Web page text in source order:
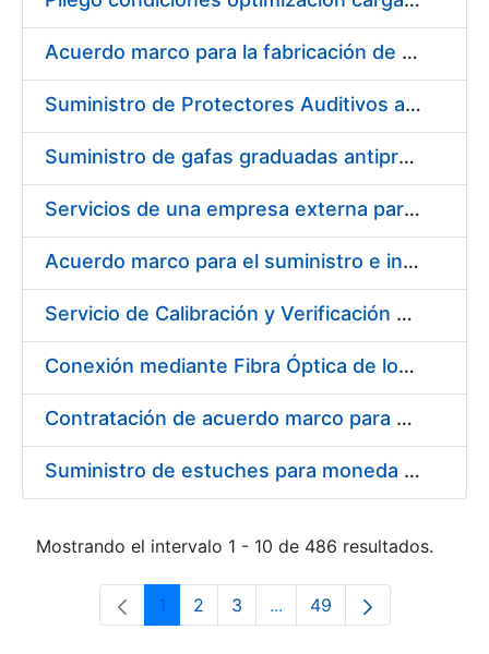
Acuerdo marco para la fabricación de piezas
Suministro de Protectores Auditivos a medida para las personas trabajadoras de los Centros de Trabajo de Madrid y Burgos
Suministro de gafas graduadas antiproyecciones para los trabajadores de la FNMT-RCM en los centros de trabajo de Madrid y Burgos
Servicios de una empresa externa para el asesoramiento y resolución de los recursos de alzada que se presentan relacionados con procesos de selección para la FNMT-RCM
Acuerdo marco para el suministro e instalación de persianas, estores y otros complementos
Servicio de Calibración y Verificación Externa de los Equipos de Medición del Servicio de Prevención de la FNMT-RCM
Conexión mediante Fibra Óptica de los Centros de Proceso de Datos (CPDs) de las sedes de la FNMT-RCM de Burgos y Madrid
Contratación de acuerdo marco para el Suministro de Material de Electricidad para la Fábrica Nacional de Moneda y Timbre-Real Casa de la Moneda en su centro de trabajo de Burgos
Suministro de estuches para moneda de 30 €
Mostrando el intervalo 1 - 10 de 486 resultados.
Página
1 Página
2 Página
3 ...Páginas intermedias Use
Página
49